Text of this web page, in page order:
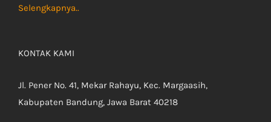
Selengkapnya..
KONTAK KAMI
Jl. Pener No. 41, Mekar Rahayu, Kec. Margaasih,
Kabupaten Bandung, Jawa Barat 40218